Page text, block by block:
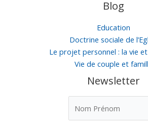
Blog
Education
Doctrine sociale de
Le projet personnel : la vie
Vie de couple et
Newsletter